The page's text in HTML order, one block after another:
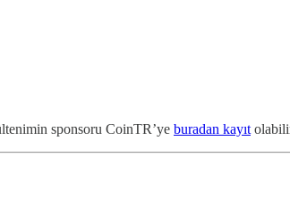
sponsoru CoinTR’ye buradan kayıt